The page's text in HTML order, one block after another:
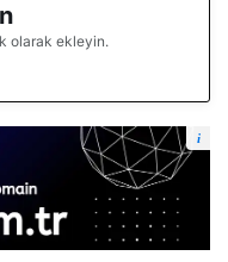
olarak ekleyin.
i